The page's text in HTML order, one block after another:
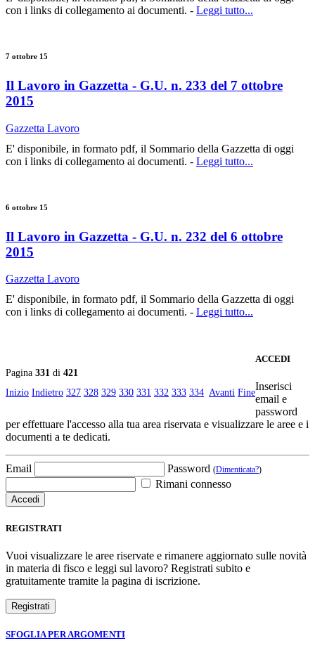
con i links di collegamento ai documenti. - Leggi tutto...
7 ottobre 15
Il Lavoro in Gazzetta - G.U. n. 233 del 7 ottobre
2015
Gazzetta Lavoro
E' disponibile, in formato pdf, il Sommario della Gazzetta di oggi
con i links di collegamento ai documenti. - Leggi tutto...
6 ottobre 15
Il Lavoro in Gazzetta - G.U. n. 232 del 6 ottobre
2015
Gazzetta Lavoro
E' disponibile, in formato pdf, il Sommario della Gazzetta di oggi
con i links di collegamento ai documenti. - Leggi tutto...
Pagina 331 di 421
Inizio Indietro 327 328 329 330 331 332 333 334 Avanti Fine
ACCEDI
Inserisci
email e
password
per effettuare l'accesso alla tua area riservata e visualizzare le aree e i
documenti a te dedicati.
Email Password (Dimenticata?)
Rimani connesso
REGISTRATI
Vuoi visualizzare le aree riservate e rimanere aggiornato sulle novità
in materia di fisco e leggi sul lavoro? Registrati subito e
gratuitamente tramite la pagina di iscrizione.
SFOGLIA PER ARGOMENTI